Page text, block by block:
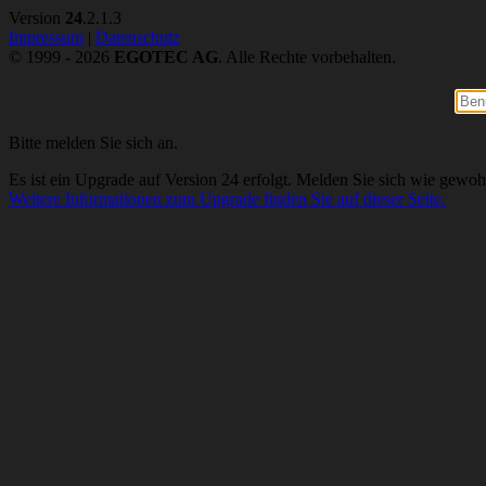
Version 24.2.1.3
Impressum | Datenschutz
© 1999 - 2026 EGOTEC AG. Alle Rechte vorbehalten.
Bitte melden Sie sich an.
Es ist ein Upgrade auf Version 24 erfolgt. Melden Sie sich wie
Weitere Informationen zum Upgrade finden Sie auf dieser Seite.